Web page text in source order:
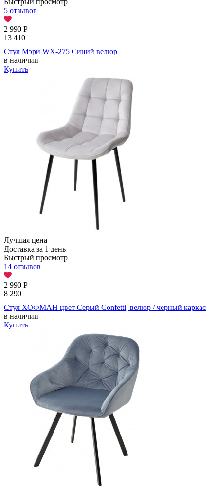
Быстрый просмотр
5 отзывов
2 990 Р
13 410
Стул Мэри WX-275 Синий велюр
в наличии
Купить
Лучшая цена
Доставка за 1 день
Быстрый просмотр
14 отзывов
2 990 Р
8 290
Стул ХОФМАН цвет Серый Confetti, велюр / черный каркас
в наличии
Купить